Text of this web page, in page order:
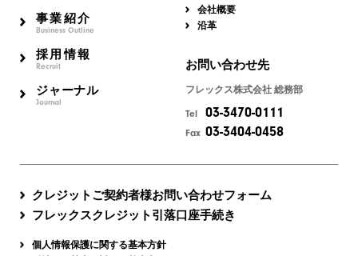
事業紹介
Business Outline
採用情報
Recruit
ジャーナル
Journal
会社概要
沿革
お問い合わせ先
フレックス株式会社 総務部
Tel 03-3470-0111
Fax 03-3404-0458
クレジットご契約者様お問い合わせフォーム
フレックスクレジット引落口座手続き
個人情報保護に関する基本方針